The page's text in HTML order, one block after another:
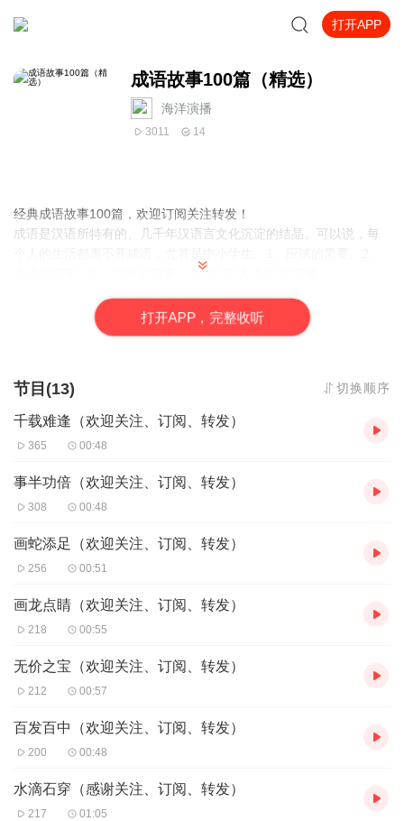
打开APP
成语故事100篇（精选）
海洋演播
3011 14
经典成语故事100篇，欢迎订阅关注转发！
成语是汉语所特有的、几千年汉语言文化沉淀的结晶。可以说，每
表达的需要。3、 写作的需要。4、学习“大语文”的需要。
打开APP，完整收听
节目(13) 切换顺序
千载难逢（欢迎关注、订阅、转发）
365 00:48
事半功倍（欢迎关注、订阅、转发）
308 00:48
画蛇添足（欢迎关注、订阅、转发）
256 00:51
画龙点睛（欢迎关注、订阅、转发）
218 00:55
无价之宝（欢迎关注、订阅、转发）
212 00:57
百发百中（欢迎关注、订阅、转发）
200 00:48
水滴石穿（感谢关注、订阅、转发）
217 01:05